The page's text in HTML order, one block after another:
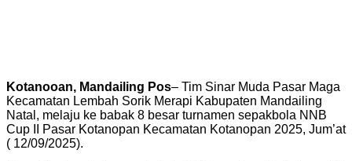
Kotanooan, Mandailing Pos– Tim Sinar Muda Pasar Maga
Kecamatan Lembah Sorik Merapi Kabupaten Mandailing
Natal, melaju ke babak 8 besar turnamen sepakbola NNB
Cup II Pasar Kotanopan Kecamatan Kotanopan 2025, Jum’at
( 12/09/2025).